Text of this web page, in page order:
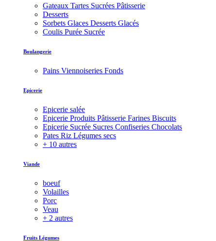
Gateaux Tartes Sucrées Pâtisserie
Desserts
Sorbets Glaces Desserts Glacés
Coulis Purée Sucrée
Boulangerie
Pains Viennoiseries Fonds
Epicerie
Epicerie salée
Epicerie Produits Pâtisserie Farines Biscuits
Epicerie Sucrée Sucres Confiseries Chocolats
Pates Riz Légumes secs
+ 10 autres
Viande
boeuf
Volailles
Porc
Veau
+ 2 autres
Fruits Légumes